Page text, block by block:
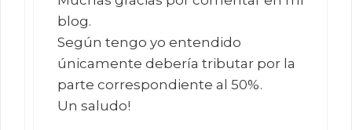
blog.
Según tengo yo entendido
únicamente debería tributar por la
parte correspondiente al 50%.
Un saludo!